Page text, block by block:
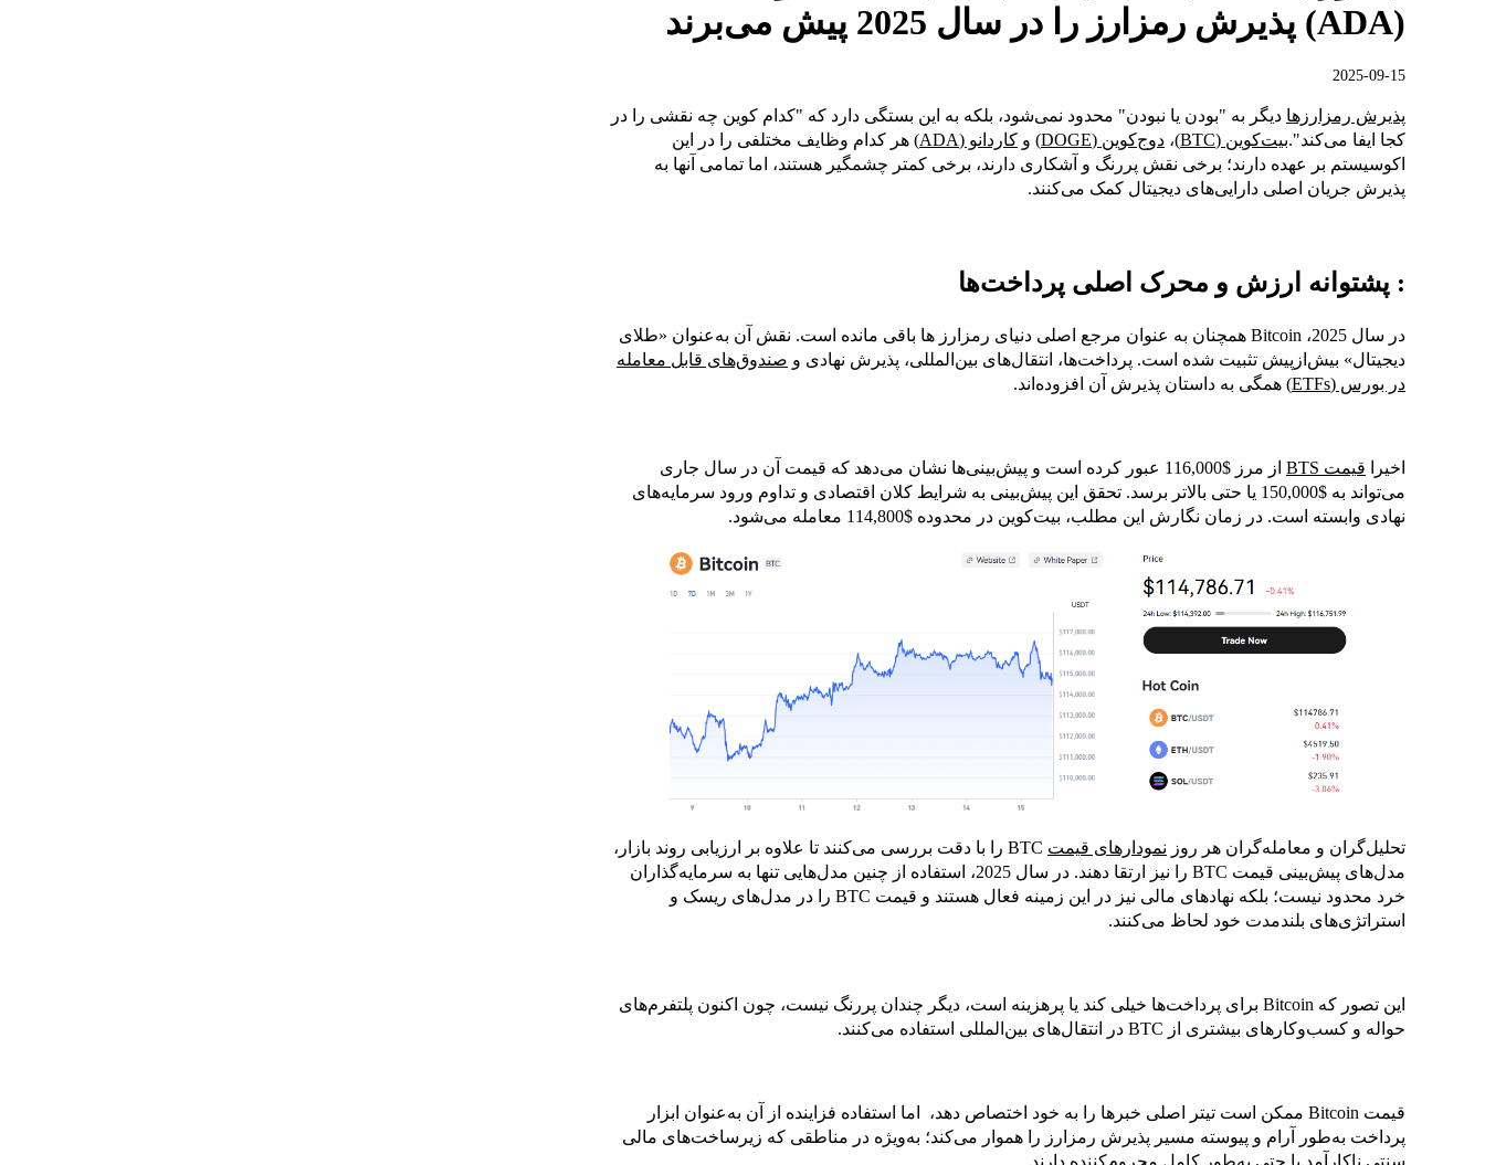
(ADA) پذیرش رمزارز را در سال 2025 پیش می‌برند
2025-09-15
پذیرش رمزارزها دیگر به "بودن یا نبودن" محدود نمی‌شود، بلکه به این بستگی دارد که "کدام کوین چه نقشی را در
کجا ایفا می‌کند".بیت‌کوین (BTC) ، دوج‌کوین (DOGE) و کاردانو (ADA)
هر کدام وظایف مختلفی را در این
اکوسیستم بر عهده دارند؛ برخی نقش پررنگ و آشکاری دارند، برخی کمتر چشمگیر هستند، اما تمامی آنها به
پذیرش جریان اصلی دارایی‌های دیجیتال کمک می‌کنند.
: پشتوانه ارزش و محرک اصلی پرداخت‌ها
در سال 2025، Bitcoin همچنان به عنوان مرجع اصلی دنیای رمزارز ها باقی مانده است. نقش آن به‌عنوان «طلای
دیجیتال» بیش‌ازپیش تثبیت شده است. پرداخت‌ها، انتقال‌های بین‌المللی، پذیرش نهادی و صندوق‌های قابل معامله
در بورس (ETFs)
همگی به داستان پذیرش آن افزوده‌اند.
اخیرا قیمت BTS
از مرز $116,000 عبور کرده است و پیش‌بینی‌ها نشان می‌دهد که قیمت آن در سال جاری
می‌تواند به $150,000 یا حتی بالاتر برسد. تحقق این پیش‌بینی به شرایط کلان اقتصادی و تداوم ورود سرمایه‌های
نهادی وابسته است. در زمان نگارش این مطلب، بیت‌کوین در محدوده $114,800 معامله می‌شود.
تحلیل‌گران و معامله‌گران هر روز نمودارهای قیمت
BTC را با دقت بررسی می‌کنند تا علاوه بر ارزیابی روند بازار،
مدل‌های پیش‌بینی قیمت BTC را نیز ارتقا دهند. در سال 2025، استفاده از چنین مدل‌هایی تنها به سرمایه‌گذاران
خرد محدود نیست؛ بلکه نهادهای مالی نیز در این زمینه فعال هستند و قیمت BTC را در مدل‌های ریسک و
استراتژی‌های بلندمدت خود لحاظ می‌کنند.
این تصور که Bitcoin برای پرداخت‌ها خیلی کند یا پرهزینه است، دیگر چندان پررنگ نیست، چون اکنون پلتفرم‌های
حواله و کسب‌وکارهای بیشتری از BTC در انتقال‌های بین‌المللی استفاده می‌کنند.
قیمت Bitcoin ممکن است تیتر اصلی خبرها را به خود اختصاص دهد، اما استفاده فزاینده از آن به‌عنوان ابزار
پرداخت به‌طور آرام و پیوسته مسیر پذیرش رمزارز را هموار می‌کند؛ به‌ویژه در مناطقی که زیرساخت‌های مالی